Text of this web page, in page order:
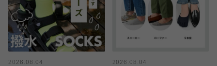
2026.08.04
2026.08.04